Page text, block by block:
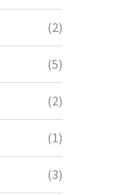
(2)
(5)
(2)
(1)
(3)